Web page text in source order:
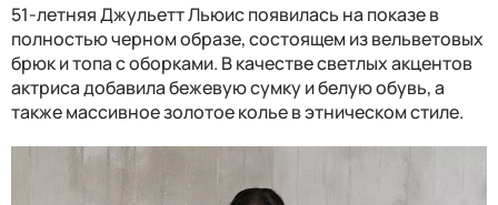
51-летняя Джульетт Льюис появилась на показе в
полностью черном образе, состоящем из вельветовых
брюк и топа с оборками. В качестве светлых акцентов
актриса добавила бежевую сумку и белую обувь, а
также массивное золотое колье в этническом стиле.